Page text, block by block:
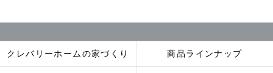
クレバリーホームの家づくり 商品ラインナップ